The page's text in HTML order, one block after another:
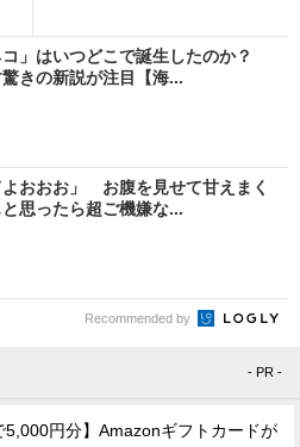
」はいつどこで誕生したのか？
きの新説が注目【海...
よおおお」 お腹を見せて甘えまく
思ったら超ご機嫌な...
Recommended by
- PR -
5,000円分】Amazonギフトカードが